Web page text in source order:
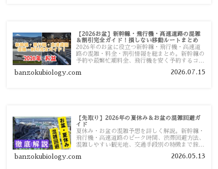
【2026お盆】新幹線・飛行機・高速道路の混雑
＆割引完全ガイド！損しない移動ルートまとめ
2026年のお盆に役立つ新幹線・飛行機・高速道
路の混雑・料金・割引情報を総まとめ。新幹線の
予約や最繁忙期料金、飛行機を安く予約するコ
い移動方法を分かりやすく解説します。
banzokubiology.com 2026.07.15
【先取り】2026年の夏休み＆お盆の混雑回避ガ
イド
夏休み・お盆の混雑予想を詳しく解説。新幹線・
飛行機・高速道路のピーク時間、渋滞回避方法、
混雑しやすい観光地、交通手段別の特徴まで旅行
banzokubiology.com 2026.05.13